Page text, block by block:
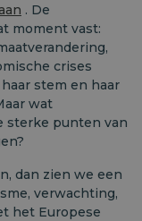
. De
moment vast:
crises
stem en haar
wat
sterke punten van
dan zien we een
verwachting,
het Europese